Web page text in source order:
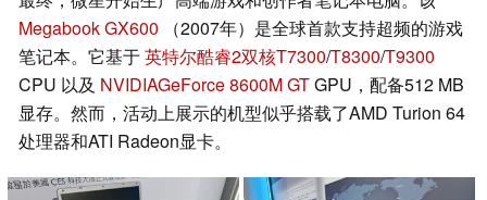
Megabook GX600 （2007年）是全球首款支持超频的游戏
笔记本。它基于英特尔酷睿2双核T7300/T8300/T9300
CPU 以及 NVIDIAGeForce 8600M GTGPU，配备512 MB
显存。然而，活动上展示的机型似乎搭载了AMD Turion 64
处理器和ATI Radeon显卡。